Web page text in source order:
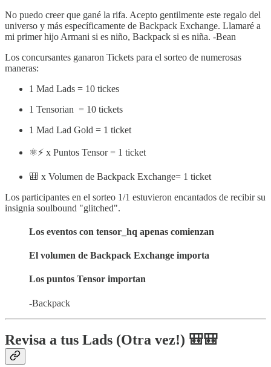
No puedo creer que gané la rifa. Acepto gentilmente este regalo del
universo y más específicamente de Backpack Exchange. Llamaré a
mi primer hijo Armani si es niño, Backpack si es niña. -Bean
Los concursantes ganaron Tickets para el sorteo de numerosas
maneras:
1 Mad Lads = 10 tickes
1 Tensorian = 10 tickets
1 Mad Lad Gold = 1 ticket
⚛️⚡️ x Puntos Tensor = 1 ticket
🎒 x Volumen de Backpack Exchange= 1 ticket
Los participantes en el sorteo 1/1 estuvieron encantados de recibir su
insignia soulbound "glitched".
Los eventos con tensor_hq apenas comienzan
El volumen de Backpack Exchange importa
Los puntos Tensor importan
-Backpack
Revisa a tus Lads (Otra vez!) 🎒🎒